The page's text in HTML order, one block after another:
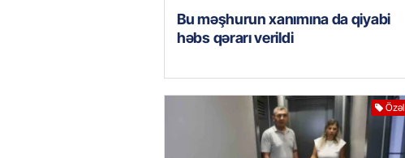
Bu məşhurun xanımına da qiyabi
həbs qərarı verildi
Özəl